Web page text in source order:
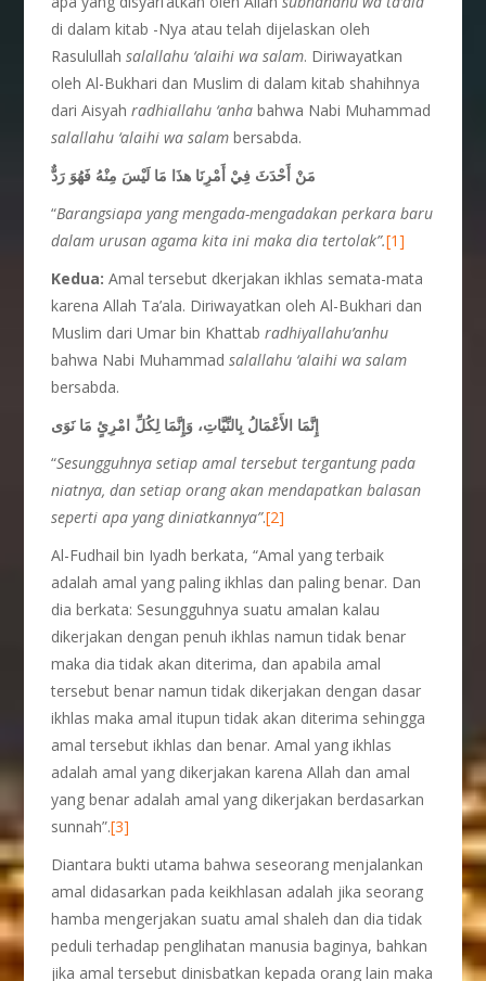
di dalam kitab -Nya atau telah dijelaskan oleh
Rasulullahsalallahu ‘alaihi wa salam. Diriwayatkan
oleh Al-Bukhari dan Muslim di dalam kitab shahihnya
dari Aisyahradhiallahu ‘anha bahwa Nabi Muhammad
salallahu ‘alaihi wa salam bersabda.
مَنْ أَحْدَثَ فِيْ أَمْرِنَا هذَا مَا لَيْسَ مِنْهُ فَهُوَ رَدٌّ
“Barangsiapa yang mengada-mengadakan perkara baru
dalam urusan agama kita ini maka dia tertolak”.[1]
Kedua: Amal tersebut dkerjakan ikhlas semata-mata
karena Allah Ta’ala. Diriwayatkan oleh Al-Bukhari dan
Muslim dari Umar bin Khattabradhiyallahu’anhu
bahwa Nabi Muhammadsalallahu ‘alaihi wa salam
bersabda.
إِنَّمَا الأَعْمَالُ بِالنِّيَّاتِ، وَإِنَّمَا لِكُلِّ امْرِئٍ مَا نَوَى
“Sesungguhnya setiap amal tersebut tergantung pada
niatnya, dan setiap orang akan mendapatkan balasan
seperti apa yang diniatkannya”.[2]
Al-Fudhail bin Iyadh berkata, “Amal yang terbaik
adalah amal yang paling ikhlas dan paling benar. Dan
dia berkata: Sesungguhnya suatu amalan kalau
dikerjakan dengan penuh ikhlas namun tidak benar
maka dia tidak akan diterima, dan apabila amal
tersebut benar namun tidak dikerjakan dengan dasar
ikhlas maka amal itupun tidak akan diterima sehingga
amal tersebut ikhlas dan benar. Amal yang ikhlas
adalah amal yang dikerjakan karena Allah dan amal
yang benar adalah amal yang dikerjakan berdasarkan
sunnah”.[3]
Diantara bukti utama bahwa seseorang menjalankan
amal didasarkan pada keikhlasan adalah jika seorang
hamba mengerjakan suatu amal shaleh dan dia tidak
peduli terhadap penglihatan manusia baginya, bahkan
jika amal tersebut dinisbatkan kepada orang lain maka